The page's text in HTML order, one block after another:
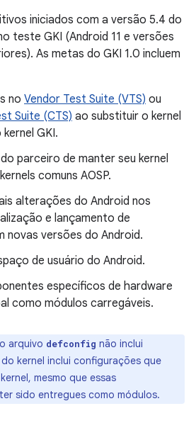
iniciados com a versão 5.4 do
teste GKI (Android 11 e versões
As metas do GKI 1.0 incluem
no Vendor Test Suite (VTS) ou
Suite (CTS) ao substituir o kernel
GKI.
parceiro de manter seu kernel
comuns AOSP.
alterações do Android nos
e lançamento de
novas versões do Android.
de usuário do Android.
específicos de hardware
como módulos carregáveis.
arquivo defconfig não inclui
do kernel inclui configurações que
mesmo que essas
sido entregues como módulos.